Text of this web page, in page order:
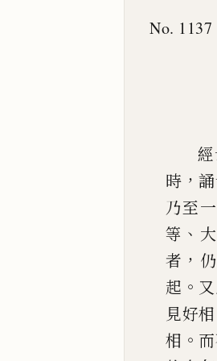
No. 1137
時 ，
乃至
等 、
者 ， 仍
起 。
見好相
相 。